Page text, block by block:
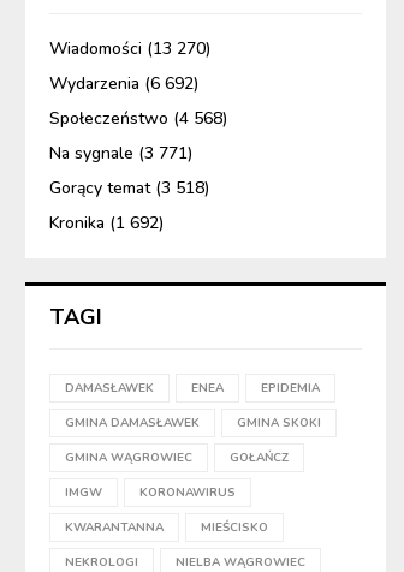
Wiadomości (13 270)
Wydarzenia (6 692)
Społeczeństwo (4 568)
Na sygnale (3 771)
Gorący temat(3 518)
Kronika (1 692)
TAGI
DAMASŁAWEK ENEA EPIDEMIA
GMINA DAMASŁAWEK GMINA SKOKI
GMINA WĄGROWIEC GOŁAŃCZ
IMGW KORONAWIRUS
KWARANTANNA MIEŚCISKO
NEKROLOGI NIELBA WĄGROWIEC